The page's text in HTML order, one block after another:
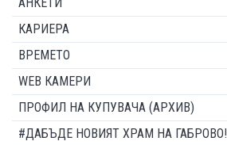
КАРИЕРА
ВРЕМЕТО
WEB КАМЕРИ
ПРОФИЛ НА КУПУВАЧА (АРХИВ)
#ДАБЪДЕ НОВИЯТ ХРАМ НА ГАБРОВО!